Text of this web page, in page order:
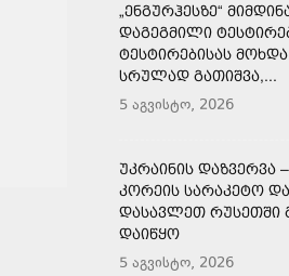
„ᲔᲜᲒᲣᲠᲰᲔᲡᲖᲔ“
ᲓᲐᲒᲔᲒᲛᲘᲚᲘ
ᲢᲔᲡᲢᲘᲠᲔᲑᲘᲡᲐᲡ ᲛᲝᲮᲓᲐ
ᲡᲠᲣᲚᲐᲓ ᲒᲐᲗᲘᲨᲕᲐ,...
5 აგვისტო, 2026
ᲣᲙᲠᲐᲘᲜᲘᲡ
ᲙᲝᲠᲔᲘᲡ ᲡᲐᲠᲐᲙᲔᲢᲝ
ᲓᲐᲡᲐᲕᲚᲔᲗ ᲠᲣᲡᲔᲗᲨᲘ
ᲓᲐᲘᲬᲧᲝ
5 აგვისტო, 2026